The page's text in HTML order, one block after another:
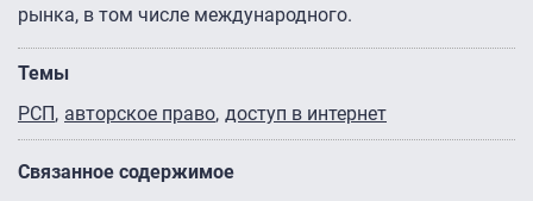
рынка, в том числе международного.
Темы
РСП авторское право доступ в интернет
Связанное содержимое